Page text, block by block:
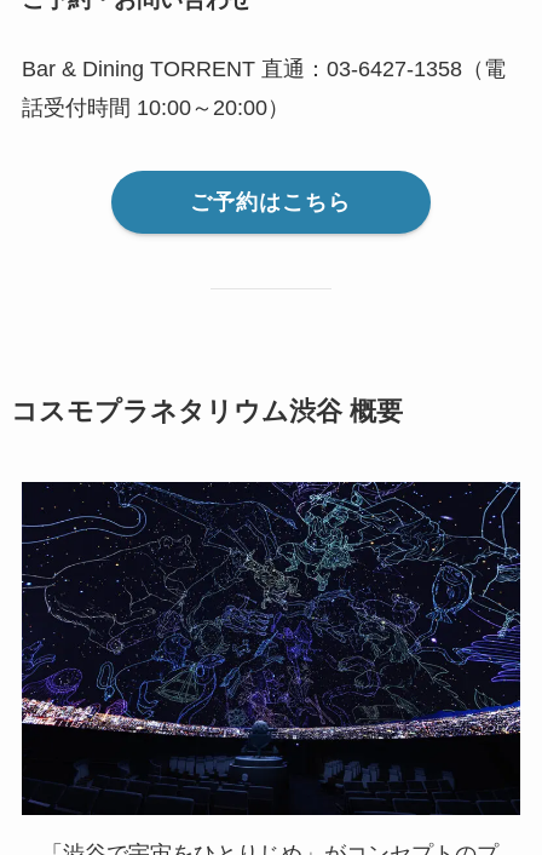
Bar & Dining TORRENT 直通：03-6427-1358（電
話受付時間 10:00～20:00）
ご予約はこちら
コスモプラネタリウム渋谷 概要